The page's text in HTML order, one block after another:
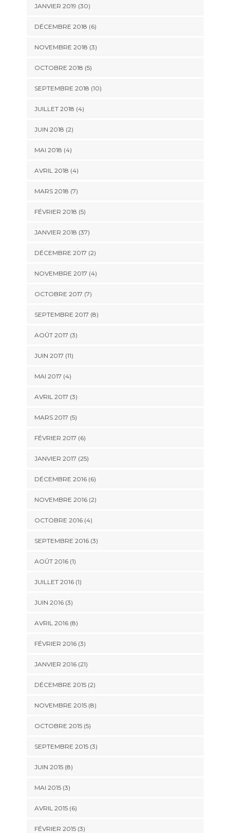
JANVIER 2019 (30)
DÉCEMBRE 2018 (6)
NOVEMBRE 2018 (3)
OCTOBRE 2018 (5)
SEPTEMBRE 2018 (10)
JUILLET 2018 (4)
JUIN 2018 (2)
MAI 2018 (4)
AVRIL 2018 (4)
MARS 2018 (7)
FÉVRIER 2018 (5)
JANVIER 2018 (37)
DÉCEMBRE 2017 (2)
NOVEMBRE 2017 (4)
OCTOBRE 2017 (7)
SEPTEMBRE 2017 (8)
AOÛT 2017 (3)
JUIN 2017 (11)
MAI 2017 (4)
AVRIL 2017 (3)
MARS 2017 (5)
FÉVRIER 2017 (6)
JANVIER 2017 (25)
DÉCEMBRE 2016 (6)
NOVEMBRE 2016 (2)
OCTOBRE 2016 (4)
SEPTEMBRE 2016 (3)
AOÛT 2016 (1)
JUILLET 2016 (1)
JUIN 2016 (3)
AVRIL 2016 (8)
FÉVRIER 2016 (3)
JANVIER 2016 (21)
DÉCEMBRE 2015 (2)
NOVEMBRE 2015 (8)
OCTOBRE 2015 (5)
SEPTEMBRE 2015 (3)
JUIN 2015 (8)
MAI 2015 (3)
AVRIL 2015 (6)
FÉVRIER 2015 (3)